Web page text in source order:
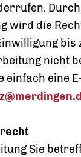
wird die
bis
nicht
einfach eine
Sie